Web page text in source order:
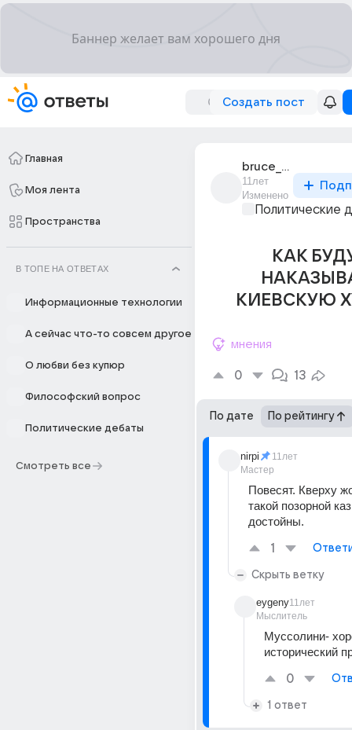
Создать пост
Главная
Моя лента
Пространства
В ТОПЕ НА ОТВЕТАХ
Информационные технологии
А сейчас что-то совсем другое
О любви без купюр
Философский вопрос
Политические дебаты
Смотреть все
bruce_lee_181
11лет
Изменено
Политические
КАК
КИЕВСКУЮ
мнения
0 13
По дате По рейтингу
nirpi
Мастер
11лет
Повесят. Кверху
такой позорной
достойны.
1
Скрыть ветку
eygeny
Мыслитель
11лет
Муссолини-
исторический
0
1 ответ